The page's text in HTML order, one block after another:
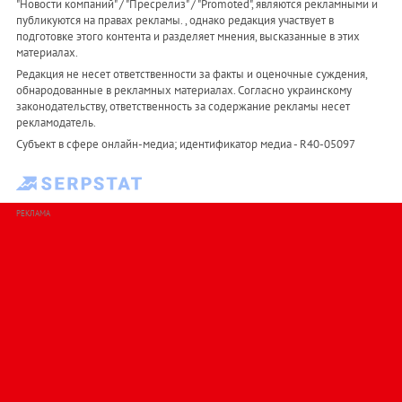
"Новости компаний" / "Пресрелиз" / "Promoted", являются рекламными и
публикуются на правах рекламы. , однако редакция участвует в
подготовке этого контента и разделяет мнения, высказанные в этих
материалах.
Редакция не несет ответственности за факты и оценочные суждения,
обнародованные в рекламных материалах. Согласно украинскому
законодательству, ответственность за содержание рекламы несет
рекламодатель.
Субъект в сфере онлайн-медиа; идентификатор медиа - R40-05097
РЕКЛАМА